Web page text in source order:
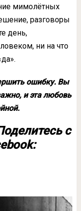
мимолётных
разговоры
день,
ни на что
ошибку. Вы
и эта любовь
с